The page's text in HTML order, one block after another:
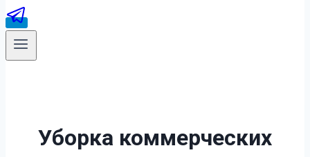
Уборка коммерческих